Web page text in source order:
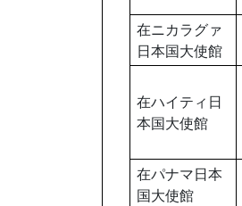
在ニカラグァ
日本国大使館
在ハイティ日
本国大使館
在パナマ日本
国大使館